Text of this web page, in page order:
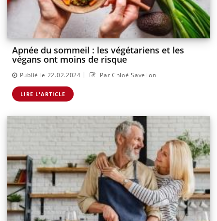
Apnée du sommeil : les végétariens et les
végans ont moins de risque
Publié le 22.02.2024 | Par Chloé Savellon
LIRE L'ARTICLE